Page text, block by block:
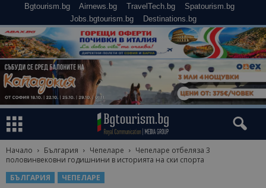
Bgtourism.bg Airnews.bg TravelTech.bg
Spatourism.bg
Jobs.bgtourism.bg
Destinations.bg
Начало България Чепеларе
Чепеларе отбеляза 3
половинвековни годишнини в историята на ски спорта
БЪЛГАРИЯ
ЧЕПЕЛАРЕ